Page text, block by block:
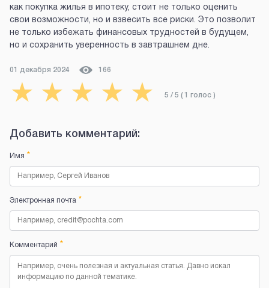
как покупка жилья в ипотеку, стоит не только оценить
свои возможности, но и взвесить все риски. Это позволит
не только избежать финансовых трудностей в будущем,
но и сохранить уверенность в завтрашнем дне.
01 декабря 2024 166
★ ★ ★ ★ ★ 5 / 5 ( 1 голос )
Добавить комментарий:
Имя *
Электронная почта *
Комментарий *